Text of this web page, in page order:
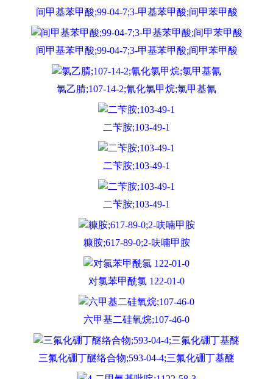
间甲基苯甲酸;99-04-7;3-甲基苯甲酸;间甲苯甲酸
间甲基苯甲酸;99-04-7;3-甲基苯甲酸;间甲苯甲酸
氯乙腈;107-14-2;氰化氯甲烷;氯甲基氰
二苄胺;103-49-1
二苄胺;103-49-1
二苄胺;103-49-1
糠胺;617-89-0;2-呋喃甲胺
对氯苯甲酰氯 122-01-0
六甲基二硅氧烷;107-46-0
三氟化硼丁醚络合物;593-04-4;三氟化硼丁基醚